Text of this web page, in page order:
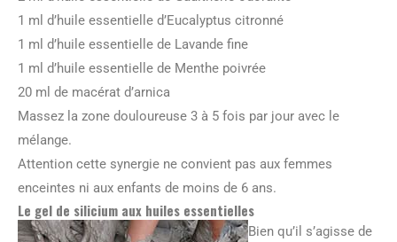
1 ml d’huile essentielle d’Eucalyptus citronné
1 ml d’huile essentielle de Lavande fine
1 ml d’huile essentielle de Menthe poivrée
20 ml de macérat d’arnica
Massez la zone douloureuse 3 à 5 fois par jour avec le
mélange.
Attention cette synergie ne convient pas aux femmes
enceintes ni aux enfants de moins de 6 ans.
Le gel de silicium aux huiles essentielles
Bien qu’il s’agisse de